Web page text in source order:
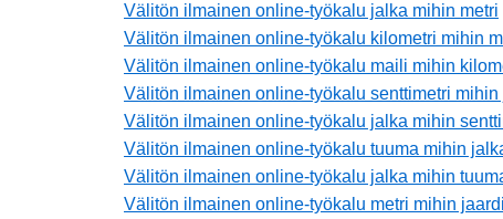
Välitön ilmainen online-työkalu jalka mihin metri
Välitön ilmainen online-työkalu kilometri mihin
Välitön ilmainen online-työkalu maili mihin
Välitön ilmainen online-työkalu senttimetri mihin
Välitön ilmainen online-työkalu jalka mihin
Välitön ilmainen online-työkalu tuuma mihin
Välitön ilmainen online-työkalu jalka mihin
Välitön ilmainen online-työkalu metri mihin jaardi